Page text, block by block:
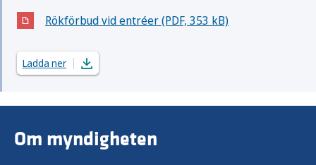
Rökförbud vid entréer (PDF, 353 kB)
(Öppnas i nytt fönster)
Ladda ner
Om myndigheten